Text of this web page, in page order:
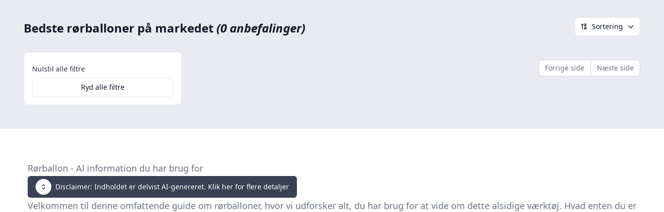
Bedste rørballoner på markedet(0 anbefalinger) Sortering
Nulstil alle filtre
Ryd alle filtre
Forrige side Næste side
Rørballon - Al information du har brug for
Disclaimer: Indholdet er delvist AI-genereret. Klik her for flere detaljer
Velkommen til denne omfattende guide om rørballoner, hvor vi udforsker alt, du har brug for at vide om dette alsidige værktøj. Hvad enten du er